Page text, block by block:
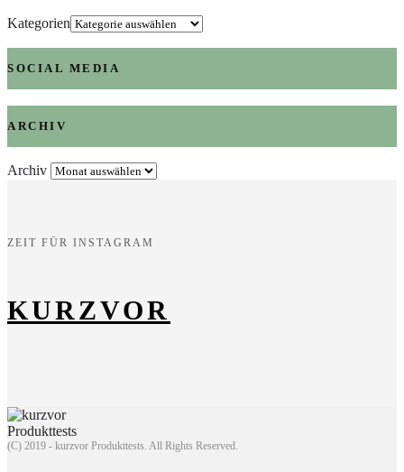
Kategorien
SOCIAL MEDIA
ARCHIV
Archiv
ZEIT FÜR INSTAGRAM
KURZVOR
(C) 2019 - kurzvor Produkttests. All Rights Reserved.